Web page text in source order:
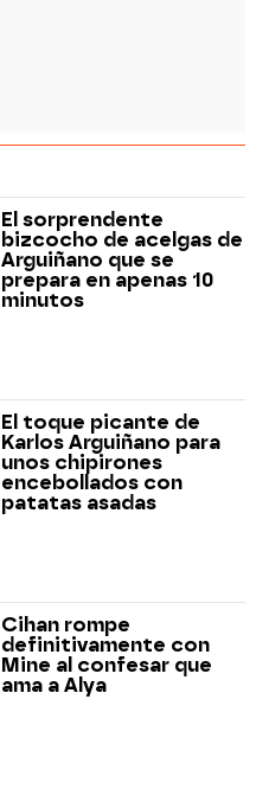
El sorprendente
bizcocho de acelgas de
Arguiñano que se
prepara en apenas 10
minutos
El toque picante de
Karlos Arguiñano para
unos chipirones
encebollados con
patatas asadas
Cihan rompe
definitivamente con
Mine al confesar que
ama a Alya